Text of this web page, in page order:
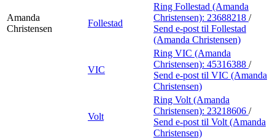
Amanda
Christensen
Follestad
Ring Follestad (Amanda
Christensen): 23688218 /
Send e-post til Follestad
(Amanda Christensen)
VIC
Ring VIC (Amanda
Christensen): 45316388 /
Send e-post til VIC (Amanda
Christensen)
Volt
Ring Volt (Amanda
Christensen): 23218606 /
Send e-post til Volt (Amanda
Christensen)